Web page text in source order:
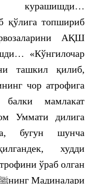
курашишди…
қўлига топшириб
АҚШ
«Кўнгилочар
ташкил қилиб,
чор атрофига
балки мамлакат
Уммати дилига
бугун шунча
худди
ўраб олган